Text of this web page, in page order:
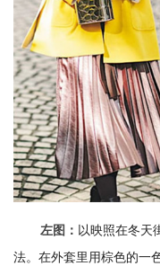
左图： 以映照在冬天
法。在外套里用棕色的一